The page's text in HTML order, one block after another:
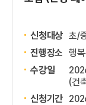
신청대상 초/
진행장소 행
수강일
(건
신청기간